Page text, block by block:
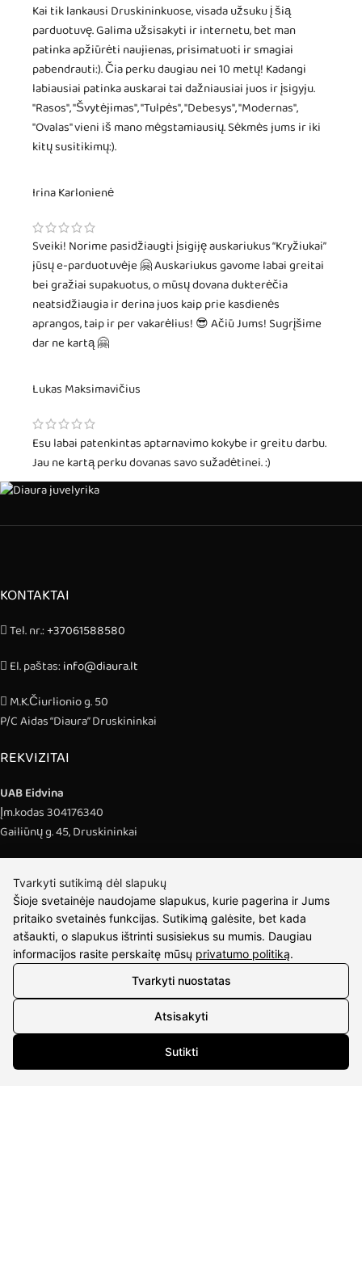
Kai tik lankausi Druskininkuose, visada užsuku į šią
parduotuvę. Galima užsisakyti ir internetu, bet man
patinka apžiūrėti naujienas, prisimatuoti ir smagiai
pabendrauti:). Čia perku daugiau nei 10 metų! Kadangi
labiausiai patinka auskarai tai dažniausiai juos ir įsigyju.
"Rasos", "Švytėjimas", "Tulpės", "Debesys", "Modernas",
"Ovalas" vieni iš mano mėgstamiausių. Sėkmės jums ir iki
kitų susitikimų:).
Irina Karlonienė
Sveiki! Norime pasidžiaugti įsigiję auskariukus “Kryžiukai”
jūsų e-parduotuvėje 🤗 Auskariukus gavome labai greitai
bei gražiai supakuotus, o mūsų dovana dukterėčia
neatsidžiaugia ir derina juos kaip prie kasdienės
aprangos, taip ir per vakarėlius! 😎 Ačiū Jums! Sugrįšime
dar ne kartą 🤗
Lukas Maksimavičius
Esu labai patenkintas aptarnavimo kokybe ir greitu darbu.
Jau ne kartą perku dovanas savo sužadėtinei. :)
KONTAKTAI
Tel. nr.:+37061588580
El. paštas:info@diaura.lt
M.K.Čiurlionio g. 50
P/C Aidas “Diaura” Druskininkai
REKVIZITAI
UAB Eidvina
Įm.kodas 304176340
Gailiūnų g. 45, Druskininkai
Pristatymas
Grąžinimo taisyklės
Pirkimo taisyklės
Privatumo politika
Susipažink su kūrėjais
Tvarkyti sutikimą dėl slapukų
Šioje svetainėje naudojame slapukus, kurie pagerina ir Jums
pritaiko svetainės funkcijas. Sutikimą galėsite, bet kada
atšaukti, o slapukus ištrinti susisiekus su mumis. Daugiau
informacijos rasite perskaitę mūsų privatumo politiką.
Tvarkyti nuostatas
Atsisakyti
Sutikti